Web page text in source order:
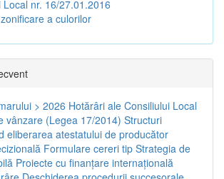
Local nr. 16/27.01.2016
a culorilor
> 2026 Hotărâri ale Consiliului Local
vânzare (Legea 17/2014) Structuri
eliberarea atestatului de producător
Formulare cereri tip Strategia de
Proiecte cu finanţare internaţională